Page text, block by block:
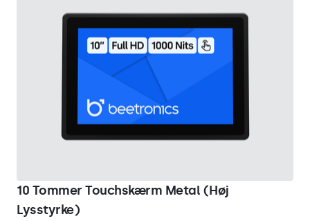
10 Tommer Touchskærm Metal (Høj
Lysstyrke)